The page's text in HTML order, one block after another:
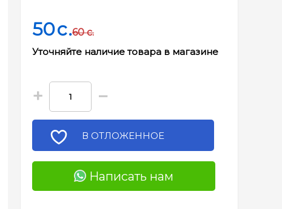
50c.
Уточняйте наличие товара в магазине
60 c.
+ −
В ОТЛОЖЕННОЕ
Написать нам